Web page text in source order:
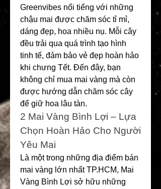
Greenvibes nổi tiếng với những
chậu mai được chăm sóc tỉ mỉ,
dáng đẹp, hoa nhiều nụ. Mỗi cây
đều trải qua quá trình tạo hình
tinh tế, đảm bảo vẻ đẹp hoàn hảo
khi chưng Tết. Đến đây, bạn
không chỉ mua mai vàng mà còn
được hướng dẫn chăm sóc cây
để giữ hoa lâu tàn.
2️ Mai Vàng Bình Lợi – Lựa
Chọn Hoàn Hảo Cho Người
Yêu Mai
Là một trong những địa điểm bán
mai vàng lớn nhất TP.HCM, Mai
Vàng Bình Lợi sở hữu những